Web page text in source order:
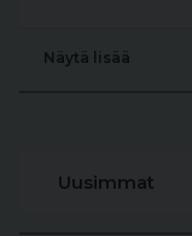
Näytä lisää
Uusimmat